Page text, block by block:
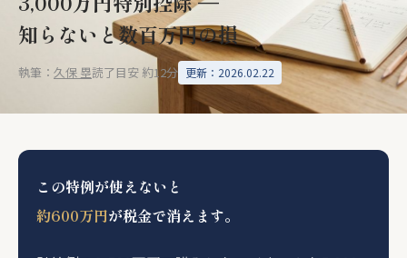
知らないと数百万円の損
執筆： 久保 塁読了目安 約12分 更新：2026.02.22
この特例が使えないと
約600万円が税金で消えます。